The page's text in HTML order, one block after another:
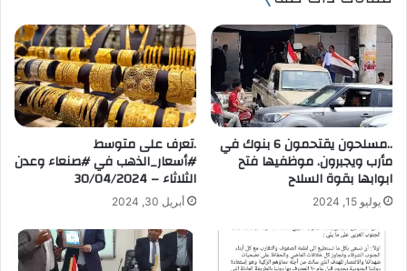
ا
ل
ل
ك
ر
و
ي
..مسلحون يقتحمون 6 بنوك في
مأرب ويجبرون. موظفيها فتح
ابوابها بقوة السلاح
يوليو 15, 2024
.تعرف على متوسط
#أسعار_الذهب في #صنعاء وعدن
الثلاثاء – 30/04/2024
أبريل 30, 2024